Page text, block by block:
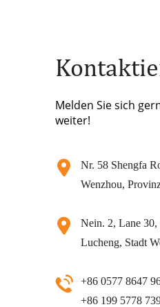
Melden Sie sich
weiter!
Nr. 58 Shengfa
Wenzhou,
Nein. 2, Lane
Lucheng, Stadt
+86 0577 8647
+86 199 5778